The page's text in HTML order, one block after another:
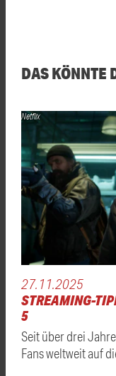
DAS KÖNNTE
Netflix
27.11.2025
STREAMING-
5
Seit über drei
Fans weltweit auf